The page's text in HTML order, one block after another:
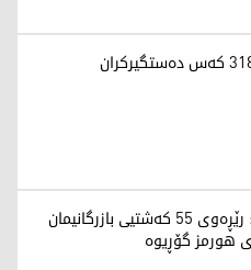
سێنتکۆم: رێڕەوی 55 کەشتیی بازرگانیمان
هورمز گۆڕیوە